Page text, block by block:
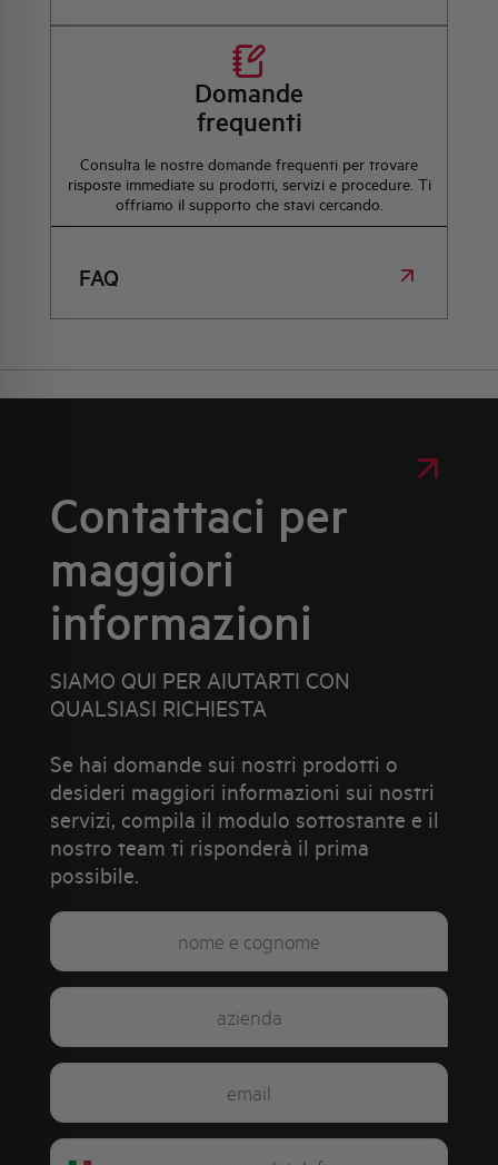
Domande
frequenti
Consulta le nostre domande frequenti per trovare
risposte immediate su prodotti, servizi e procedure. Ti
offriamo il supporto che stavi cercando.
FAQ
Contattaci per
maggiori
informazioni
SIAMO QUI PER AIUTARTI CON
QUALSIASI RICHIESTA
Se hai domande sui nostri prodotti o
desideri maggiori informazioni sui nostri
servizi, compila il modulo sottostante e il
nostro team ti risponderà il prima
possibile.